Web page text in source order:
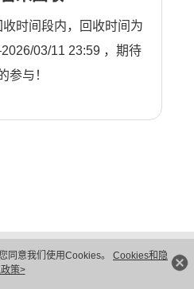
同意我们使用Cookies。 Cookies和隐
策>
时间段内，回收时间为
03/11 23:59 ，期待
参与！
保护
法律声明